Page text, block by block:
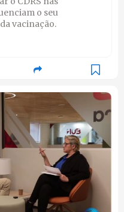
o seu
vacinação.